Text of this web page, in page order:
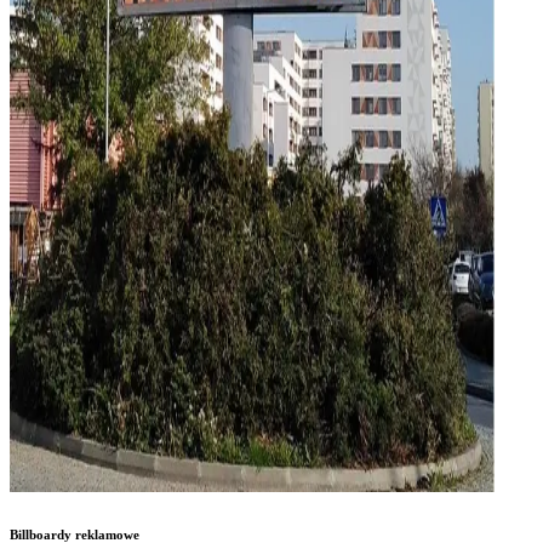
Billboardy reklamowe